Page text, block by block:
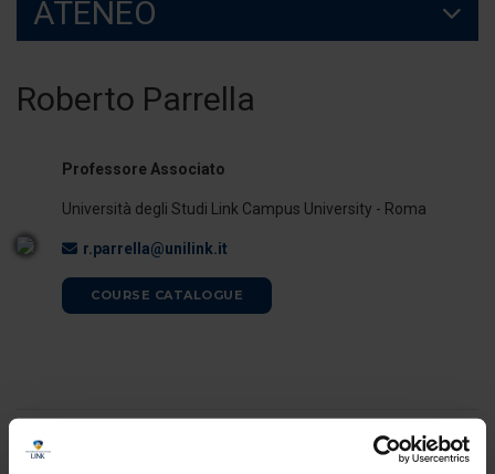
ATENEO
Roberto Parrella
Professore Associato
Università degli Studi Link Campus University - Roma
r.parrella@unilink.it
COURSE CATALOGUE
ORARI DI RICEVIMENTO
Il docente è disponibile per il ricevimento studenti al termine delle